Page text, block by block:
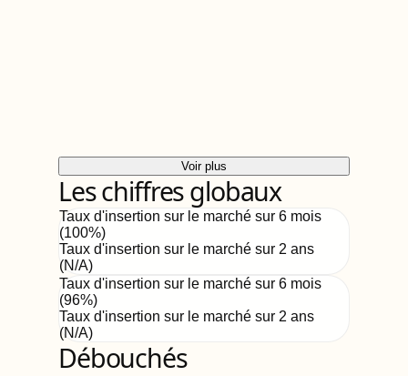
Voir plus
Les chiffres globaux
Taux d'insertion sur le marché sur 6 mois
(100%)
Taux d'insertion sur le marché sur 2 ans
(N/A)
Taux d'insertion sur le marché sur 6 mois
(96%)
Taux d'insertion sur le marché sur 2 ans
(N/A)
Débouchés